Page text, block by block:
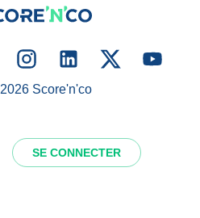
SE CONNECTER
2026Score'n'co